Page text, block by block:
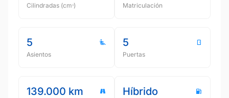
Cilindradas (cmᵌ) Matriculación
5
Asientos
5
Puertas
139.000 km Híbrido